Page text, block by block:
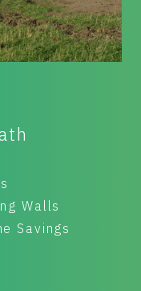
Savings